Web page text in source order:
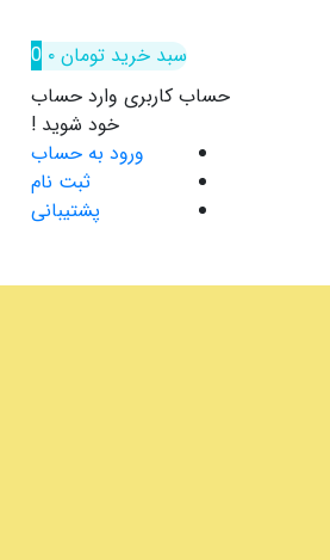
سبد خرید تومان۰
0
حساب کاربری وارد حساب
خود شوید !
ورود به حساب
ثبت نام
پشتیبانی